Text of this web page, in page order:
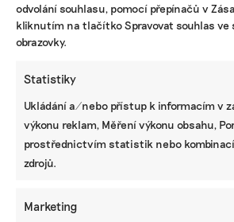
odvolání souhlasu, pomocí přepínačů v
kliknutím na tlačítko Spravovat souhlas ve
obrazovky.
Statistiky
Ukládání a/nebo přístup k informacím v
výkonu reklam, Měření výkonu obsahu,
prostřednictvím statistik nebo
zdrojů.
Marketing
Ona i její přítel by si moc přáli,
jednoduchý průvodce Babičkou.
vyřídit to a to a pak podáte. Máte
doklady a stavíte. Bohužel nikdo
podobného zpracováno nemá. A
protože se dost ztrácím v
vypracovat pro správné podání,“
Dodává, že nyní žádost o dotaci za